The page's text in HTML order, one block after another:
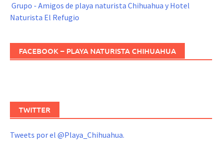
Grupo - Amigos de playa naturista Chihuahua y Hotel
Naturista El Refugio
FACEBOOK – PLAYA NATURISTA CHIHUAHUA
TWITTER
Tweets por el @Playa_Chihuahua.